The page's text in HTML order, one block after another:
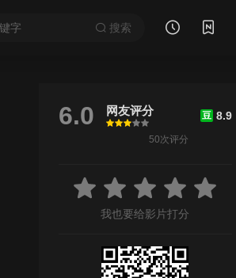
搜索
6.0 网友评分
很差
较差还行推荐力荐
豆 8.9
50次评分
我也要给影片打分